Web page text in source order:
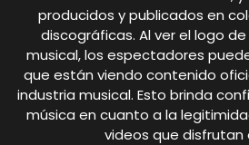
producidos y publicados en
discográficas. Al ver el logo
musical, los espectadores
que están viendo contenido
industria musical. Esto brinda
música en cuanto a la
videos que disfrutan